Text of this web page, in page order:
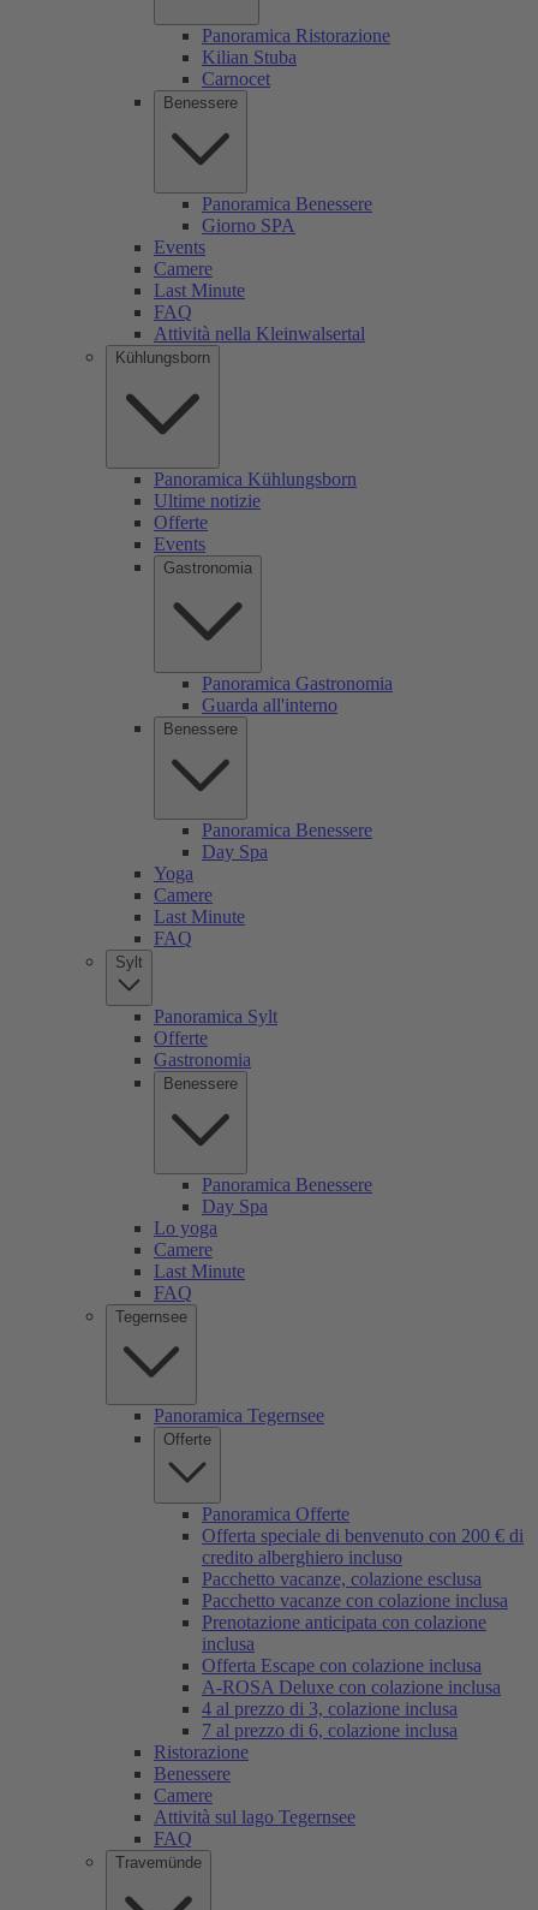
Panoramica Ristorazione
Kilian Stuba
Carnocet
Benessere
Panoramica Benessere
Giorno SPA
Events
Camere
Last Minute
FAQ
Attività nella Kleinwalsertal
Kühlungsborn
Panoramica Kühlungsborn
Ultime notizie
Offerte
Events
Gastronomia
Panoramica Gastronomia
Guarda all'interno
Benessere
Panoramica Benessere
Day Spa
Yoga
Camere
Last Minute
FAQ
Sylt
Panoramica Sylt
Offerte
Gastronomia
Benessere
Panoramica Benessere
Day Spa
Lo yoga
Camere
Last Minute
FAQ
Tegernsee
Panoramica Tegernsee
Offerte
Panoramica Offerte
Offerta speciale di benvenuto con 200 € di
credito alberghiero incluso
Pacchetto vacanze, colazione esclusa
Pacchetto vacanze con colazione inclusa
Prenotazione anticipata con colazione
inclusa
Offerta Escape con colazione inclusa
A-ROSA Deluxe con colazione inclusa
4 al prezzo di 3, colazione inclusa
7 al prezzo di 6, colazione inclusa
Ristorazione
Benessere
Camere
Attività sul lago Tegernsee
FAQ
Travemünde